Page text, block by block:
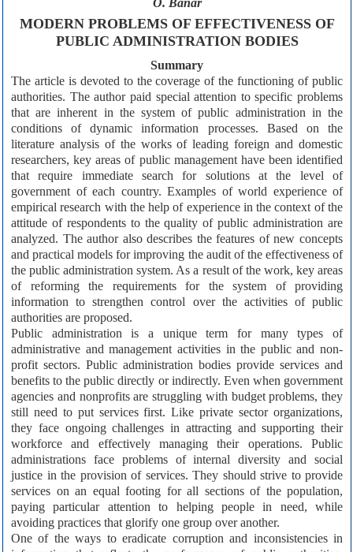
О. Banar
MODERN PROBLEMS OF EFFECTIVENESS OF
PUBLIC ADMINISTRATION BODIES
Summary
The article is devoted to the coverage of the functioning of public
authorities. The author paid special attention to specific problems
that are inherent in the system of public administration in the
conditions of dynamic information processes. Based on the
literature analysis of the works of leading foreign and domestic
researchers, key areas of public management have been identified
that require immediate search for solutions at the level of
government of each country. Examples of world experience of
empirical research with the help of experience in the context of the
attitude of respondents to the quality of public administration are
analyzed. The author also describes the features of new concepts
and practical models for improving the audit of the effectiveness of
the public administration system. As a result of the work, key areas
of reforming the requirements for the system of providing
information to strengthen control over the activities of public
authorities are proposed.
Public administration is a unique term for many types of
administrative and management activities in the public and non-
profit sectors. Public administration bodies provide services and
benefits to the public directly or indirectly. Even when government
agencies and nonprofits are struggling with budget problems, they
still need to put services first. Like private sector organizations,
they face ongoing challenges in attracting and supporting their
workforce and effectively managing their operations. Public
administrations face problems of internal diversity and social
justice in the provision of services. They should strive to provide
services on an equal footing for all sections of the population,
paying particular attention to helping people in need, while
avoiding practices that glorify one group over another.
One of the ways to eradicate corruption and inconsistencies in